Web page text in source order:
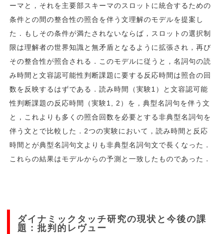
ーマと，それを主要部スキーマのスロットに統合するための
条件との間の整合性の照合を伴う文理解のモデルを提案し
た．もしその条件が満たされないならば，スロットの選択制
限は理解者の世界知識と無矛盾となるように拡張され，再び
その整合性が照合される．このモデルに従うと，名詞句の読
み時間と文容認可能性判断課題に要する反応時間は照合の回
数を反映するはずである．読み時間（実験1）と文容認可能
性判断課題の反応時間（実験1, 2）を，典型名詞句を伴う文
と，これよりも多くの照合回数を必要とする非典型名詞句を
伴う文とで比較した．2つの実験において，読み時間と反応
時間とが典型名詞句文よりも非典型名詞句文で長くなった．
これらの結果はモデルからの予測と一致したものであった．
ダイナミックタッチ研究の現状と今後の課
題：批判的レヴュー